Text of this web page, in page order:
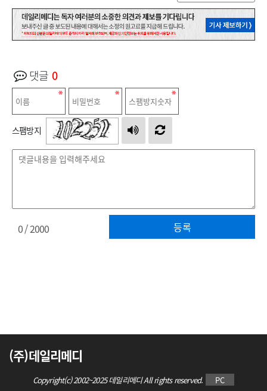
댓글 0
스팸방지
등록
0/ 2000
(주)데일리메디
Copyright(c) 2002~2025 데일리메디 All rights reserved. PC